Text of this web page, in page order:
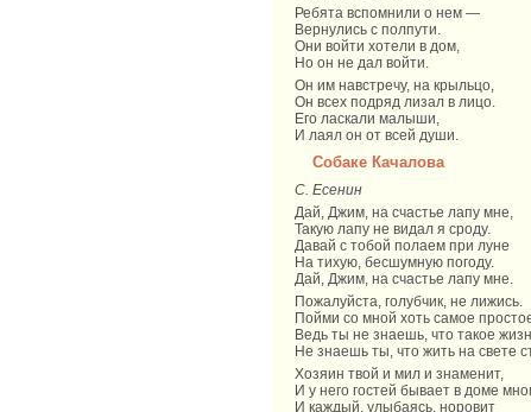
Ребята вспомнили о нем —
Вернулись с полпути.
Они войти хотели в дом,
Но он не дал войти.
Он им навстречу, на крыльцо,
Он всех подряд лизал в лицо.
Его ласкали малыши,
И лаял он от всей души.
Собаке Качалова
С. Есенин
Дай, Джим, на счастье лапу мне,
Такую лапу не видал я сроду.
Давай с тобой полаем при луне
На тихую, бесшумную погоду.
Дай, Джим, на счастье лапу мне.
Пожалуйста, голубчик, не лижись.
Пойми со мной хоть самое
Ведь ты не знаешь, что такое
Не знаешь ты, что жить на свете
Хозяин твой и мил и знаменит,
И у него гостей бывает в доме
И каждый, улыбаясь, норовит